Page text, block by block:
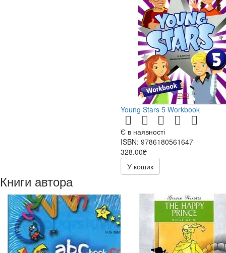
Young Stars 5 Workbook
Є в наявності
ISBN: 9786180561647
328.00₴
У кошик
Книги автора